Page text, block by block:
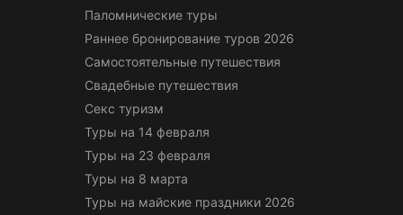
Паломнические туры
Раннее бронирование туров 2026
Самостоятельные путешествия
Свадебные путешествия
Секс туризм
Туры на 14 февраля
Туры на 23 февраля
Туры на 8 марта
Туры на майские праздники 2026